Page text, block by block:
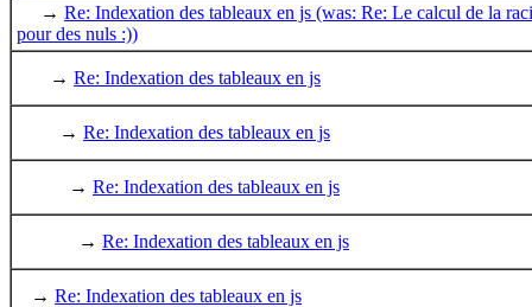
→ Re: Indexation des tableaux en js (was: Re: Le calcul de la
pour des nuls :))
→ Re: Indexation des tableaux en js
→ Re: Indexation des tableaux en js
→ Re: Indexation des tableaux en js
→ Re: Indexation des tableaux en js
→ Re: Indexation des tableaux en js